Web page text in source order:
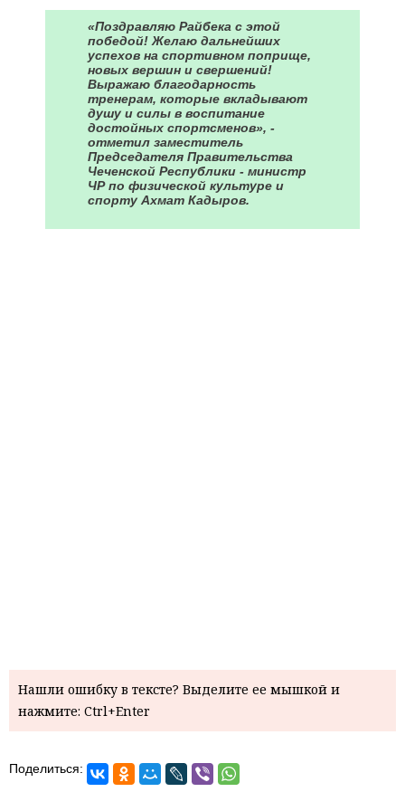
«Поздравляю Райбека с этой
победой! Желаю дальнейших
успехов на спортивном поприще,
новых вершин и свершений!
Выражаю благодарность
тренерам, которые вкладывают
душу и силы в воспитание
достойных спортсменов», -
отметил заместитель
Председателя Правительства
Чеченской Республики - министр
ЧР по физической культуре и
спорту Ахмат Кадыров.
Нашли ошибку в тексте? Выделите ее мышкой и
нажмите: Ctrl+Enter
Поделиться: